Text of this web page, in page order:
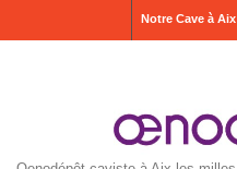
Notre Cave à Aix